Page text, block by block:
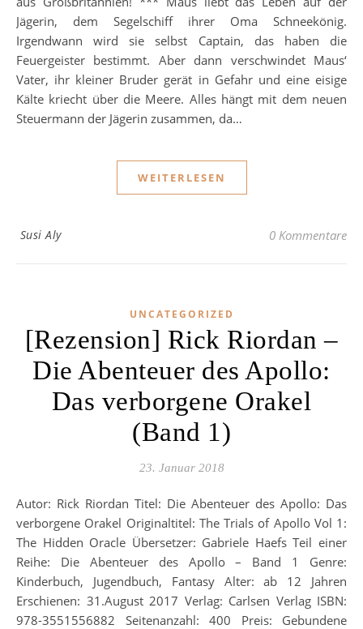
Jägerin, dem Segelschiff ihrer Oma Schneekönig.
Irgendwann wird sie selbst Captain, das haben die
Feuergeister bestimmt. Aber dann verschwindet Maus‘
Vater, ihr kleiner Bruder gerät in Gefahr und eine eisige
Kälte kriecht über die Meere. Alles hängt mit dem neuen
Steuermann der Jägerin zusammen, da…
WEITERLESEN
Susi Aly 0 Kommentare
UNCATEGORIZED
[Rezension] Rick Riordan –
Die Abenteuer des Apollo:
Das verborgene Orakel
(Band 1)
23. Januar 2018
Autor: Rick Riordan Titel: Die Abenteuer des Apollo: Das
verborgene Orakel Originaltitel: The Trials of Apollo Vol 1:
The Hidden Oracle Übersetzer: Gabriele Haefs Teil einer
Reihe: Die Abenteuer des Apollo – Band 1 Genre:
Kinderbuch, Jugendbuch, Fantasy Alter: ab 12 Jahren
Erschienen: 31.August 2017 Verlag: Carlsen Verlag ISBN:
978-3551556882 Seitenanzahl: 400 Preis: Gebundene